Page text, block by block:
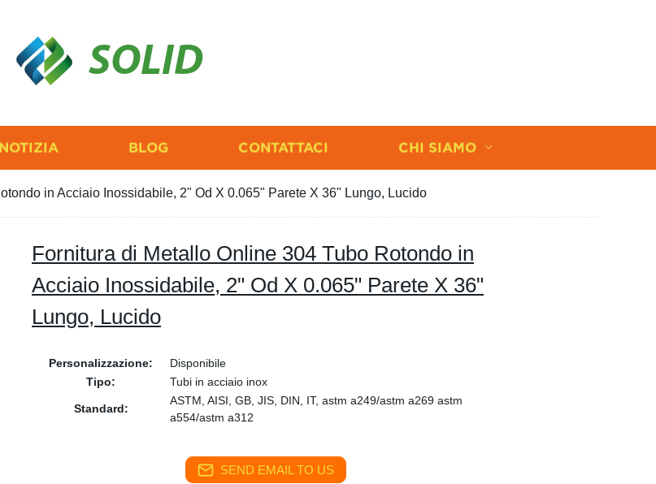
SOLID
NOTIZIA BLOG CONTATTACI CHI SIAMO
in Acciaio Inossidabile, 2" Od X 0.065" Parete X 36" Lungo, Lucido
Fornitura di Metallo Online 304 Tubo Rotondo in
Acciaio Inossidabile, 2" Od X 0.065" Parete X 36"
Lungo, Lucido
Personalizzazione:
Disponibile
Tipo:
Tubi in acciaio inox
Standard:
ASTM, AISI, GB, JIS, DIN, IT, astm a249/astm a269 astm
a554/astm a312
SEND EMAIL TO US